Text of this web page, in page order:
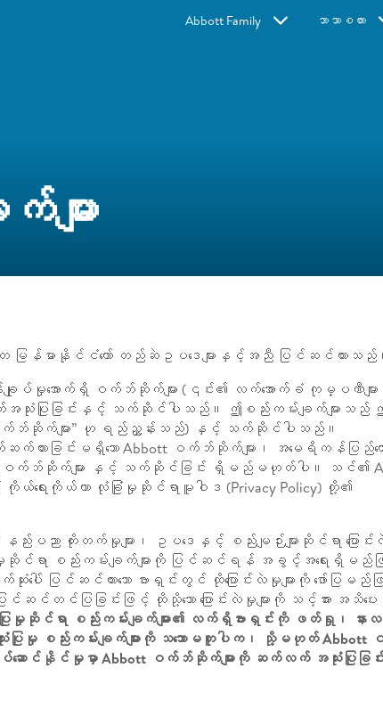
Abbott Family ဘာသာစကား
ား
မြန်မာနိုင်ငံတော် တည်ဆဲဥပဒေများနှင့်အညီ ပြင်ဆင်ထားသ
းချုပ်မှုအောက်ရှိ ဝက်ဘ်ဆိုက်များ (၎င်း၏ လက်အောက်ခံ ကုမ္ပဏီမ
သုံးပြုခြင်းနှင့် သက်ဆိုင်ပါသည်။ ဤစည်းကမ်းချက်များသည်
ဝက်ဘ်ဆိုက်များ” ဟု ရည်ညွှန်းသည်) နှင့် သက်ဆိုင်ပါသည်။
က်ထားခြင်းမရှိသော Abbott ဝက်ဘ်ဆိုက်များ၊ အမေရိကန်ပြ
က်ဘ်ဆိုက်များ နှင့် သက်ဆိုင်ခြင်း ရှိမည်မဟုတ်ပါ။ သင်၏
ရေးကိုယ်တာ လုံခြုံမှုဆိုင်ရာမူဝါဒ (Privacy Policy) တို့၏
တိုးတက်မှုများ၊ ဥပဒေနှင့် စည်းမျဉ်းများဆိုင်ရာ ပြောင်း
ြုမှုဆိုင်ရာ စည်းကမ်းချက်များကို ပြင်ဆင်ရန် အခွင့်အရေးရှိမ
ါ် ပြင်ဆင်ထားသော ဗားရှင်းတွင် ထိုပြောင်းလဲမှုများကို ဖော်ပြ
င်တင်ပြခြင်းဖြင့် ထိုသို့သော ပြောင်းလဲမှုများကို သင့်အား အသိ
ဆိုင်ရာ စည်းကမ်းချက်များ၏ လက်ရှိဗားရှင်းကို ဖတ်ရှု၊ နာ
စည်းကမ်းချက်များကို သဘောမတူပါက၊ သို့မဟုတ် Abbott ဝ
င်နိုင်မှုမှာ Abbott ဝက်ဘ်ဆိုက်များကို ဆက်လက် အသုံးပြုခြင်